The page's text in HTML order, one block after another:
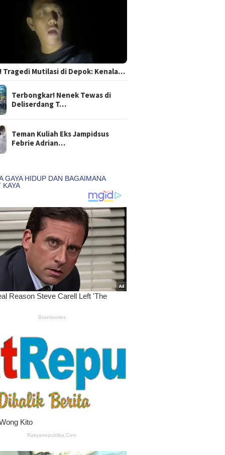
Tragedi Mutilasi di Depok: Kenala…
Terbongkar! Nenek Tewas di
Deliserdang T…
Teman Kuliah Eks Jampidsus
Febrie Adrian…